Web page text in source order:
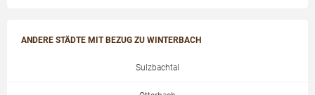
ANDERE STÄDTE MIT BEZUG ZU WINTERBACH
Sulzbachtal